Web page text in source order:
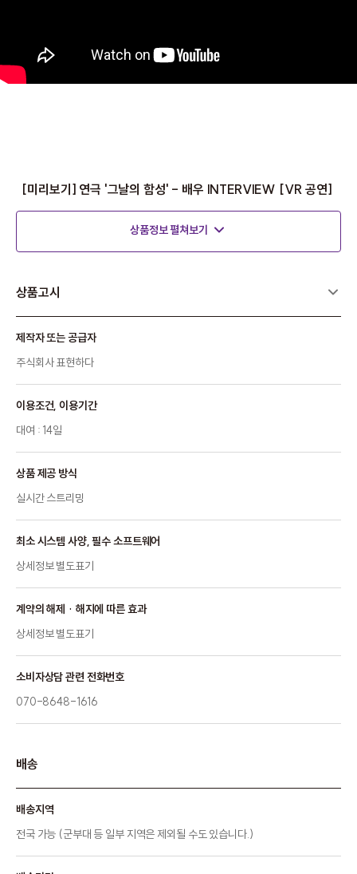
[미리보기] 연극 '그날의 함성' - 배우 INTERVIEW [VR 공연]
상품정보 펼쳐보기
상품고시
제작자 또는 공급자
주식회사 표현하다
이용조건, 이용기간
대여 : 14일
상품 제공 방식
실시간 스트리밍
최소 시스템 사양, 필수 소프트웨어
상세정보 별도표기
계약의 해제 · 해지에 따른 효과
상세정보 별도표기
소비자상담 관련 전화번호
070-8648-1616
배송
배송지역
전국 가능 (군부대 등 일부 지역은 제외될 수도 있습니다.)